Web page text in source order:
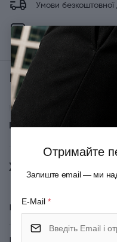
Умови безкоштовної
Оплата карткою
Про товар
Кухонна дошка Epicurean
Показати всі
Характеристики
Бренд
Отримайте
Залиште email — ми
E-Mail *